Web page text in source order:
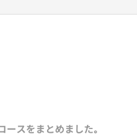
ョンラーニング）などの講師
」に定期的にコラムを連載する
ースをまとめました｡